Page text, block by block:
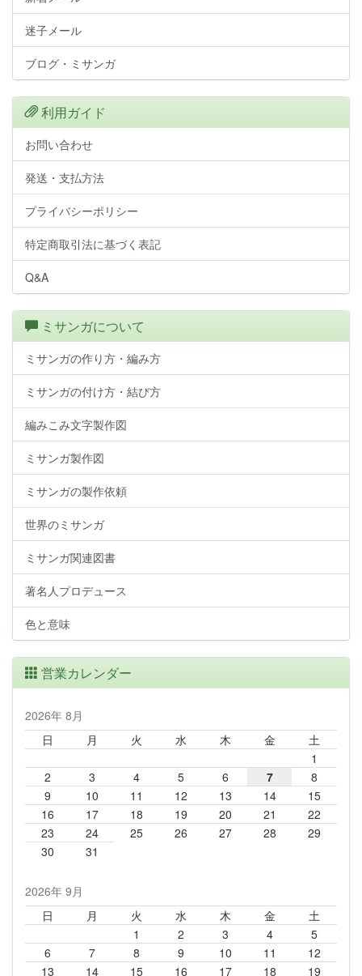
迷子メール
ブログ・ミサンガ
利用ガイド
お問い合わせ
発送・支払方法
プライバシーポリシー
特定商取引法に基づく表記
Q&A
ミサンガについて
ミサンガの作り方・編み方
ミサンガの付け方・結び方
編みこみ文字製作図
ミサンガ製作図
ミサンガの製作依頼
世界のミサンガ
ミサンガ関連図書
著名人プロデュース
色と意味
営業カレンダー
2026年 8月
日
月 火 水 木 金
土
1
2
3 4 5 6 7
8
9
10 11 12 13 14
15
16
17 18 19 20 21
22
23
24 25 26 27 28
29
30
31
2026年 9月
日
月 火 水 木 金
土
1
2 3 4
5
6
7 8 9 10 11
12
13
14 15 16 17 18 19